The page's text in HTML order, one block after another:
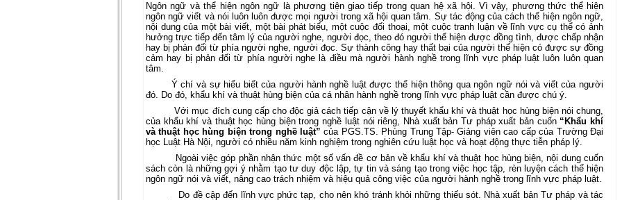
Ngôn ngữ và thể hiện ngôn ngữ là phương tiện giao tiếp trong quan hệ xã hội. Vì vậy, phương thức thể hiện
ngôn ngữ viết và nói luôn luôn được mọi người trong xã hội quan tâm. Sự tác động của cách thể hiện ngôn ngữ,
nội dung của một bài viết, một bài phát biểu, một cuộc đối thoại, một cuộc tranh luận về lĩnh vực cụ thể có ảnh
hưởng trực tiếp đến tâm lý của người nghe, người đọc, theo đó người thể hiện được đồng tình, được chấp nhận
hay bị phản đối từ phía người nghe, người đọc. Sự thành công hay thất bại của người thể hiện có được sự đồng
cảm hay bị phản đối từ phía người nghe là điều mà người hành nghề trong lĩnh vực pháp luật luôn luôn quan
tâm.
Ý chí và sự hiểu biết của người hành nghề luật được thể hiện thông qua ngôn ngữ nói và viết của người
đó. Do đó, khẩu khí và thuật hùng biện của cá nhân hành nghề trong lĩnh vực pháp luật cần được chú ý.
Với mục đích cung cấp cho độc giả cách tiếp cận về lý thuyết khẩu khí và thuật học hùng biện nói chung,
của khẩu khí và thuật học hùng biện trong nghề luật nói riêng, Nhà xuất bản Tư pháp xuất bản cuốn “Khẩu khí
và thuật học hùng biện trong nghề luật” của PGS.TS. Phùng Trung Tập- Giảng viên cao cấp của Trường Đại
học Luật Hà Nội, người có nhiều năm kinh nghiệm trong nghiên cứu luật học và hoạt động thực tiễn pháp lý.
Ngoài việc góp phần nhận thức một số vấn đề cơ bản về khẩu khí và thuật học hùng biện, nội dung cuốn
sách còn là những gợi ý nhằm tạo tư duy độc lập, tự tin và sáng tạo trong việc học tập, rèn luyện cách thể hiện
ngôn ngữ nói và viết, nâng cao trách nhiệm và hiệu quả công việc của người hành nghề trong lĩnh vực pháp luật.
Do đề cập đến lĩnh vực phức tạp, cho nên khó tránh khỏi những thiếu sót. Nhà xuất bản Tư pháp và tác